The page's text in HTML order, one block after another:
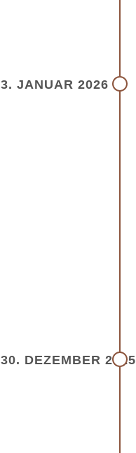
3. JANUAR 2026
30. DEZEMBER 2025